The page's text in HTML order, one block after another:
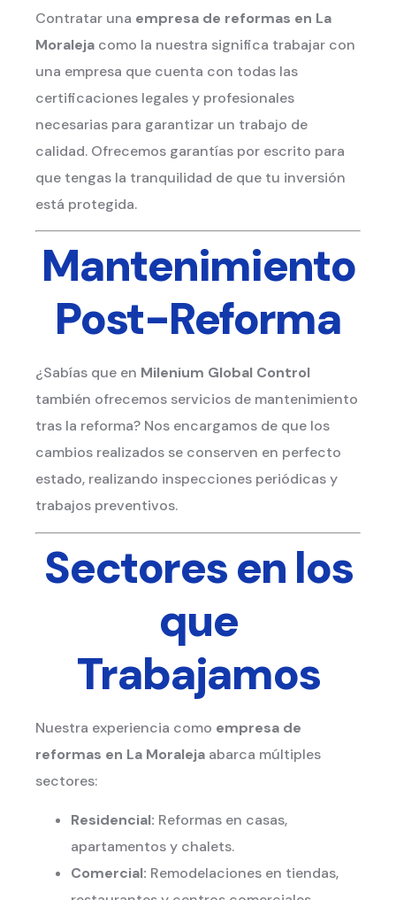
Contratar una empresa de reformas en La
Moraleja como la nuestra significa trabajar con
una empresa que cuenta con todas las
certificaciones legales y profesionales
necesarias para garantizar un trabajo de
calidad. Ofrecemos garantías por escrito para
que tengas la tranquilidad de que tu inversión
está protegida.
Mantenimiento
Post-Reforma
¿Sabías que en Milenium Global Control
también ofrecemos servicios de mantenimiento
tras la reforma? Nos encargamos de que los
cambios realizados se conserven en perfecto
estado, realizando inspecciones periódicas y
trabajos preventivos.
Sectores en los
que
Trabajamos
Nuestra experiencia como empresa de
reformas en La Moraleja abarca múltiples
sectores:
Residencial: Reformas en casas,
apartamentos y chalets.
Comercial: Remodelaciones en tiendas,